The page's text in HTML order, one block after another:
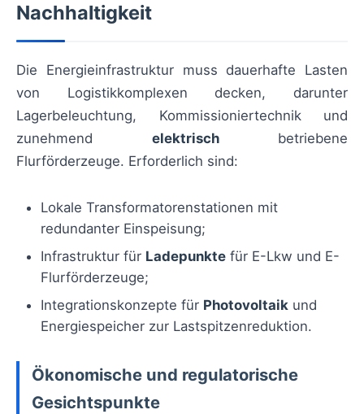
Nachhaltigkeit
Die Energieinfrastruktur muss dauerhafte Lasten
von Logistikkomplexen decken, darunter
Lagerbeleuchtung, Kommissioniertechnik und
zunehmend elektrischbetriebene
Flurförderzeuge. Erforderlich sind:
Lokale Transformatorenstationen mit
redundanter Einspeisung;
Infrastruktur für Ladepunkte für E-Lkw und E-
Flurförderzeuge;
Integrationskonzepte für Photovoltaik und
Energiespeicher zur Lastspitzenreduktion.
Ökonomische und regulatorische
Gesichtspunkte